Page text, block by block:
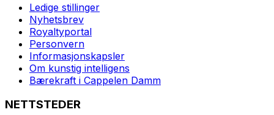
Ledige stillinger
Nyhetsbrev
Royaltyportal
Personvern
Informasjonskapsler
Om kunstig intelligens
Bærekraft i Cappelen Damm
NETTSTEDER